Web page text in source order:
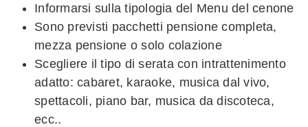
Informarsi sulla tipologia del Menu del cenone
Sono previsti pacchetti pensione completa,
mezza pensione o solo colazione
Scegliere il tipo di serata con intrattenimento
adatto: cabaret, karaoke, musica dal vivo,
spettacoli, piano bar, musica da discoteca,
ecc..